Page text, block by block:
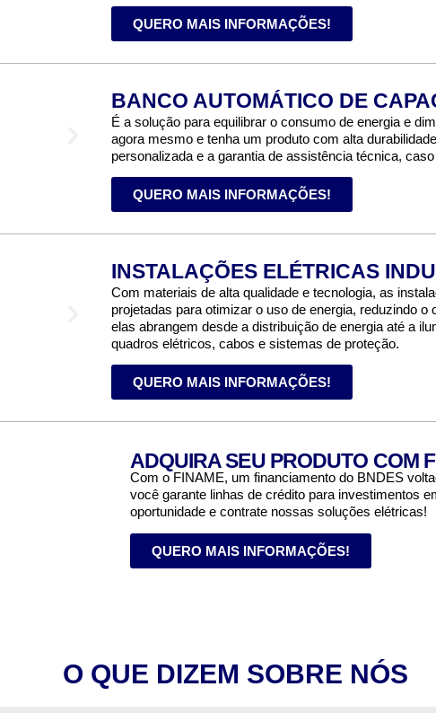
QUERO MAIS INFORMAÇÕES!
BANCO AUTOMÁTICO DE
É a solução para equilibrar o consumo de energia e
agora mesmo e tenha um produto com alta
personalizada e a garantia de assistência técnica,
QUERO MAIS INFORMAÇÕES!
INSTALAÇÕES ELÉTRICAS
Com materiais de alta qualidade e tecnologia, as
projetadas para otimizar o uso de energia, reduzindo
elas abrangem desde a distribuição de energia até a
quadros elétricos, cabos e sistemas de proteção.
QUERO MAIS INFORMAÇÕES!
ADQUIRA SEU PRODUTO COM
Com o FINAME, um financiamento do BNDES
você garante linhas de crédito para investimentos
oportunidade e contrate nossas soluções elétricas!
QUERO MAIS INFORMAÇÕES!
O QUE DIZEM SOBRE NÓS